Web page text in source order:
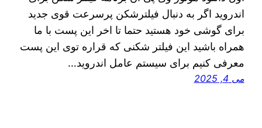
اندروید اگر به دنبال فیلترشکن پرسرعت قوی جدید
برای گوشی خود هستید حتما تا اخر این پست با ما
همراه باشید این فیلتر شکنی که قراره توی اين پست
معرفی کنیم برای سیستم عامل اندروید…
می 4, 2025